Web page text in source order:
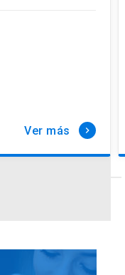
Ver más keyboard_arrow_right